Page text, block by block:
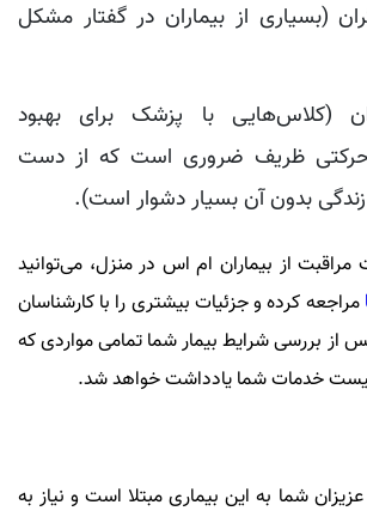
(بسیاری از بیماران در گفتار مشکل
(کلاس‌هایی با پزشک برای بهبود
ظریف ضروری است که از دست
بدون آن بسیار دشوار است).
از بیماران ام اس در منزل، می‌توانید
مراجعه کرده و جزئیات بیشتری را با کارشناسان
از بررسی شرایط بیمار شما تمامی مواردی که
لیست خدمات شما یادداشت خواهد شد.
شما به این بیماری مبتلا است و نیاز به